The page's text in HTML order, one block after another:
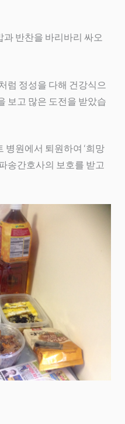
반찬을 바리바리 싸오
럼 정성을 다해 건강식으
보고 많은 도전을 받았습
병원에서 퇴원하여 ‘희망
송간호사의 보호를 받고